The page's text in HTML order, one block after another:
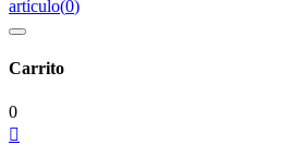
artículo(0)
Carrito
0
